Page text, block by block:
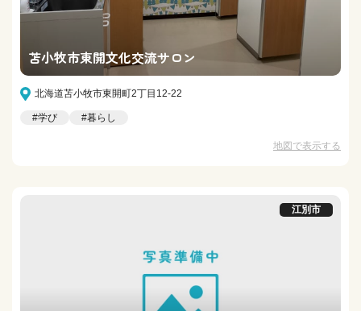
苫小牧市東開文化交流サロン
北海道苫小牧市東開町2丁目12-22
#学び #暮らし
地図で表示する
江別市